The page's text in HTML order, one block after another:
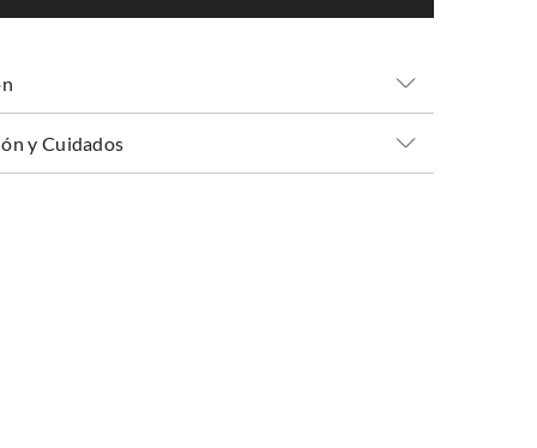
y Cuidados